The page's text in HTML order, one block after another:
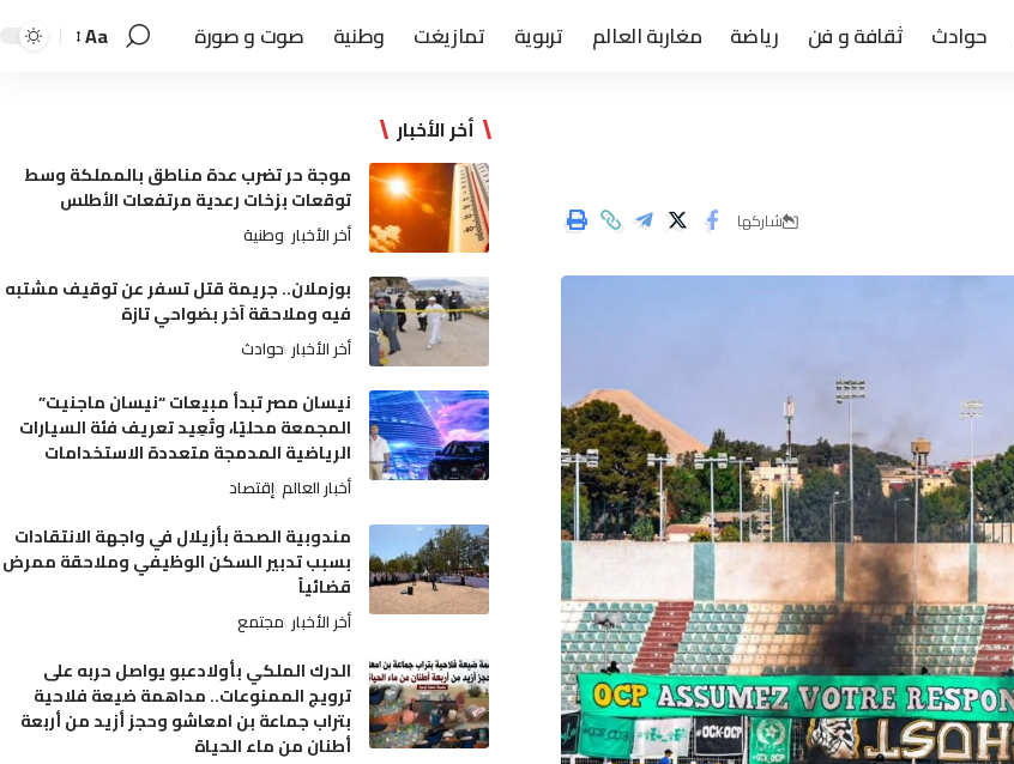
حوادث ثقافة و فن رياضة مغاربة العالم تربوية تمازيغت وطنية صوت و صورة Aa
شاركها
أخر الأخبار
موجة حر تضرب عدة مناطق بالمملكة وسط
توقعات بزخات رعدية مرتفعات الأطلس
أخر الأخبار وطنية
بوزملان.. جريمة قتل تسفر عن توقيف مشتبه
فيه وملاحقة آخر بضواحي تازة
أخر الأخبار حوادث
نيسان مصر تبدأ مبيعات “نيسان ماجنيت”
المجمعة محليًا، وتُعِيد تعريف فئة السيارات
الرياضية المدمجة متعددة الاستخدامات
أخبار العالم إقتصاد
مندوبية الصحة بأزيلال في واجهة الانتقادات
بسبب تدبير السكن الوظيفي وملاحقة ممرض
قضائياً
أخر الأخبار مجتمع
الدرك الملكي بأولادعبو يواصل حربه على
ترويج الممنوعات.. مداهمة ضيعة فلاحية
بتراب جماعة بن امعاشو وحجز أزيد من أربعة
أطنان من ماء الحياة